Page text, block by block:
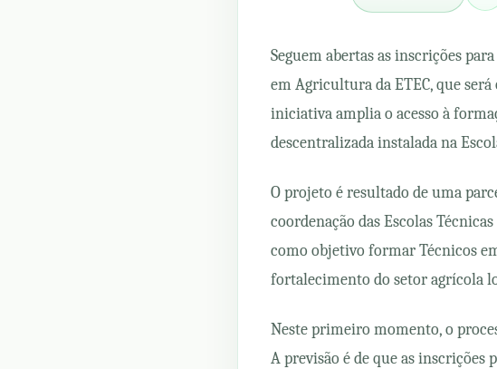
Seguem abertas as inscrições
em Agricultura da ETEC, que
iniciativa amplia o acesso à
descentralizada instalada na
O projeto é resultado de uma
coordenação das Escolas
como objetivo formar Técnicos
fortalecimento do setor agrícola
Neste primeiro momento, o
A previsão é de que as inscrições